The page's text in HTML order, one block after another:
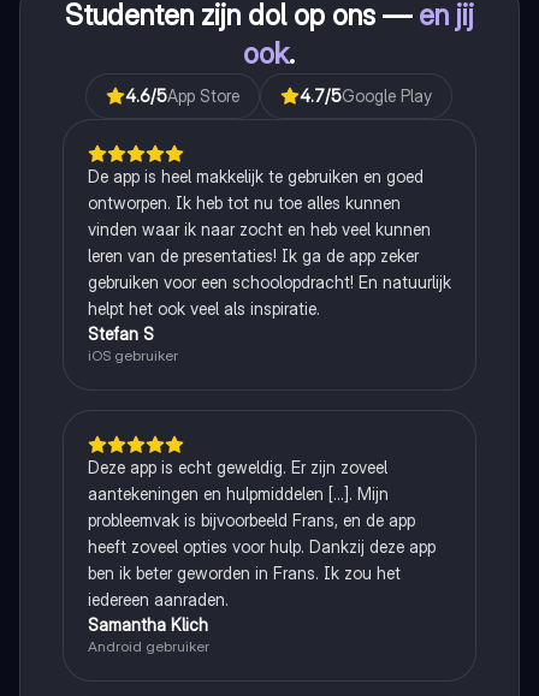
Studenten zijn dol op ons — en jij
ook.
4.6/5App Store 4.7/5Google Play
De app is heel makkelijk te gebruiken en goed
ontworpen. Ik heb tot nu toe alles kunnen
vinden waar ik naar zocht en heb veel kunnen
leren van de presentaties! Ik ga de app zeker
gebruiken voor een schoolopdracht! En natuurlijk
helpt het ook veel als inspiratie.
Stefan S
iOS gebruiker
Deze app is echt geweldig. Er zijn zoveel
aantekeningen en hulpmiddelen [...]. Mijn
probleemvak is bijvoorbeeld Frans, en de app
heeft zoveel opties voor hulp. Dankzij deze app
ben ik beter geworden in Frans. Ik zou het
iedereen aanraden.
Samantha Klich
Android gebruiker